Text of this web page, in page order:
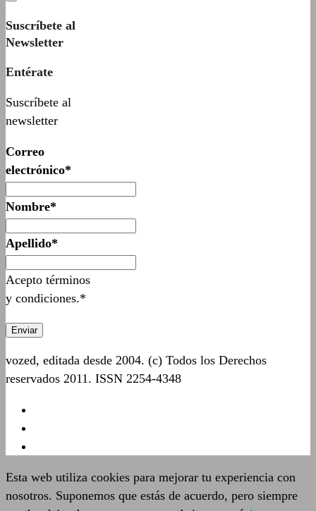
Suscríbete al
Newsletter
Entérate
Suscríbete al
newsletter
Correo
electrónico*
Nombre*
Apellido*
Acepto términos
y condiciones.*
vozed, editada desde 2004. (c) Todos los Derechos
reservados 2011. ISSN 2254-4348
Esta web utiliza cookies para mejorar tu experiencia con
nosotros. Suponemos que estás de acuerdo, pero siempre